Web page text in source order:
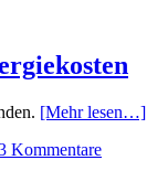
[Mehr lesen…]
Kommentare